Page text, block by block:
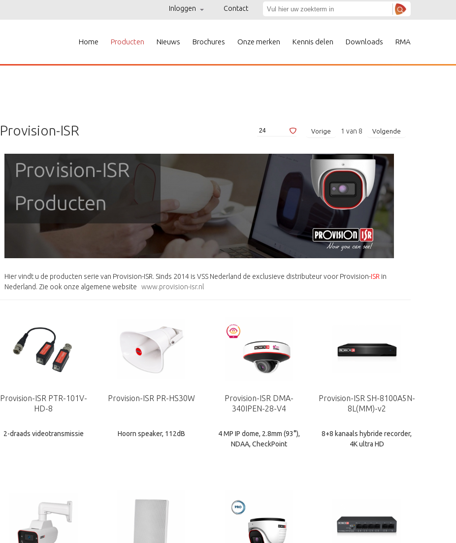
Inloggen Contact
Home Producten Nieuws Brochures Onze merken Kennis delen Downloads RMA
Vorige 1 van 8 Volgende
Provision-ISR
Hier vindt u de producten serie van Provision-ISR. Sinds 2014 is VSS Nederland de exclusieve distributeur voor Provision-ISRin
Nederland. Zie ook onze algemene website
www.provision-isr.nl
Provision-ISR PTR-101V-
HD-8
2-draads videotransmissie
Provision-ISR PR-HS30W
Hoorn speaker, 112dB
Provision-ISR DMA-
340IPEN-28-V4
4 MP IP dome, 2.8mm (93°),
NDAA, CheckPoint
Provision-ISR SH-8100A5N-
8L(MM)-v2
8+8 kanaals hybride recorder,
4K ultra HD